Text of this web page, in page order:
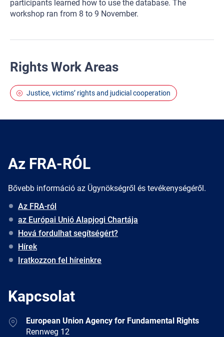
participants learned how to use the database. The
workshop ran from 8 to 9 November.
Rights Work Areas
Justice, victims’ rights and judicial cooperation
Az FRA-RÓL
Bővebb információ az Ügynökségről és tevékenységéről.
Az FRA-ról
az Európai Unió Alapjogi Chartája
Hová fordulhat segítségért?
Hírek
Iratkozzon fel híreinkre
Kapcsolat
AddressEuropean Union Agency for Fundamental Rights
Rennweg 12